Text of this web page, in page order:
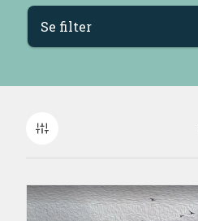
Se filter